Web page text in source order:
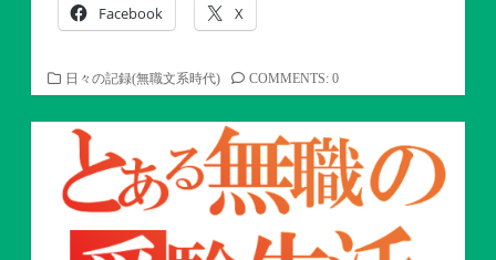
Facebook X
カ
テ
ゴ
日々の記録(無職文系時代) COMMENTS: 0